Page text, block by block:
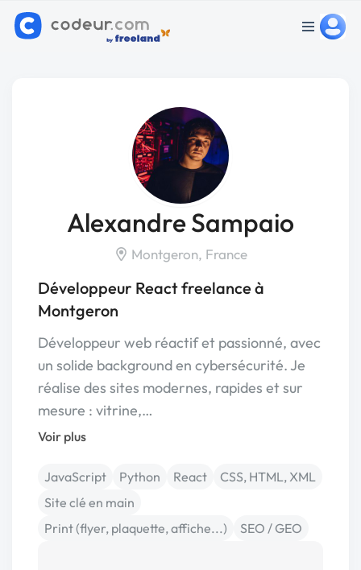
Alexandre Sampaio
Montgeron, France
Développeur React freelance à
Montgeron
Développeur web réactif et passionné, avec
un solide background en cybersécurité. Je
réalise des sites modernes, rapides et sur
mesure : vitrine,…
Voir plus
JavaScript Python React
CSS, HTML, XML
Site clé en main
Print (flyer, plaquette, affiche...)
SEO / GEO